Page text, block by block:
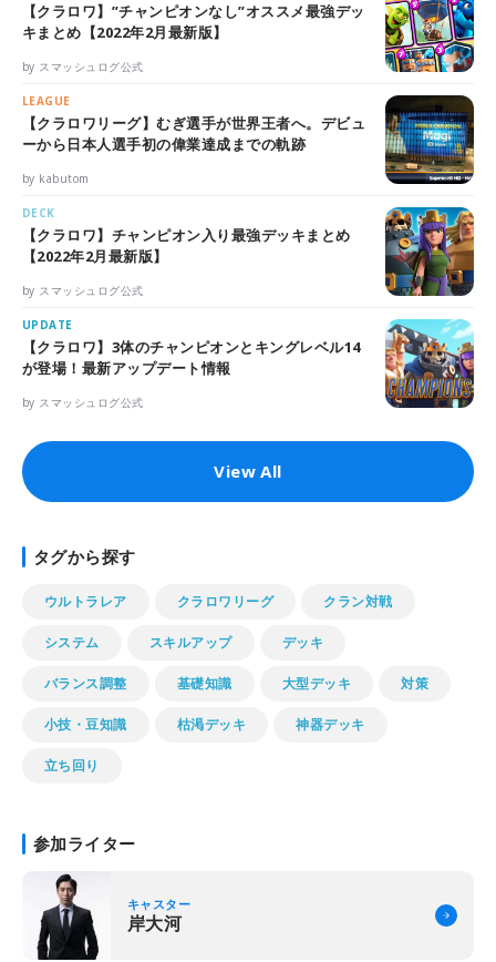
【クラロワ】”チャンピオンなし”オススメ最強デッ
キまとめ【2022年2月最新版】
by スマッシュログ公式
LEAGUE
【クラロワリーグ】むぎ選手が世界王者へ。デビュ
ーから日本人選手初の偉業達成までの軌跡
by kabutom
DECK
【クラロワ】チャンピオン入り最強デッキまとめ
【2022年2月最新版】
by スマッシュログ公式
UPDATE
【クラロワ】3体のチャンピオンとキングレベル14
が登場！最新アップデート情報
by スマッシュログ公式
View All
タグから探す
ウルトラレア クラロワリーグ クラン対戦
システム スキルアップ デッキ
バランス調整 基礎知識 大型デッキ 対策
小技・豆知識 枯渇デッキ 神器デッキ
立ち回り
参加ライター
キャスター
岸大河